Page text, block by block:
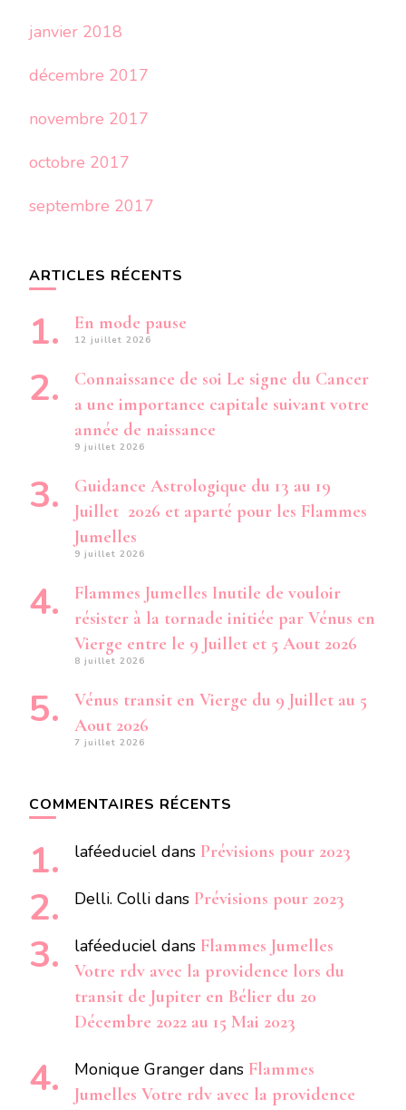
janvier 2018
décembre 2017
novembre 2017
octobre 2017
septembre 2017
ARTICLES RÉCENTS
En mode pause
12 juillet 2026
Connaissance de soi Le signe du Cancer
a une importance capitale suivant votre
année de naissance
9 juillet 2026
Guidance Astrologique du 13 au 19
Juillet 2026 et aparté pour les Flammes
Jumelles
9 juillet 2026
Flammes Jumelles Inutile de vouloir
résister à la tornade initiée par Vénus en
Vierge entre le 9 Juillet et 5 Aout 2026
8 juillet 2026
Vénus transit en Vierge du 9 Juillet au 5
Aout 2026
7 juillet 2026
COMMENTAIRES RÉCENTS
laféeduciel dans Prévisions pour 2023
Delli. Colli dans Prévisions pour 2023
laféeduciel dans Flammes Jumelles
Votre rdv avec la providence lors du
transit de Jupiter en Bélier du 20
Décembre 2022 au 15 Mai 2023
Monique Granger dans Flammes
Jumelles Votre rdv avec la providence